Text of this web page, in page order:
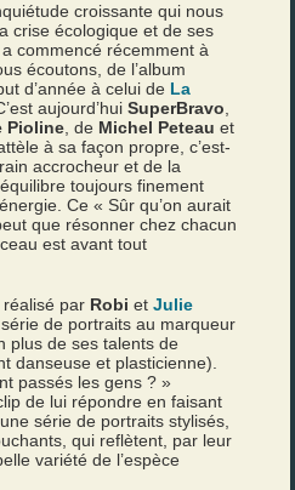
croissante qui nous
crise écologique et de ses
commencé récemment à
écoutons, de l’album
d’année à celui de La
aujourd’huiSuperBravo
Pioline , de Michel Peteau et
à sa façon propre, c’est-
accrocheur et de la
toujours finement
Ce « Sûr qu’on aurait
que résonner chez chacun
est avant tout
réalisé par Robi etJulie
de portraits au marqueur
plus de ses talents de
danseuse et plasticienne).
passés les gens ? »
de lui répondre en faisant
série de portraits stylisés,
qui reflètent, par leur
variété de l’espèce